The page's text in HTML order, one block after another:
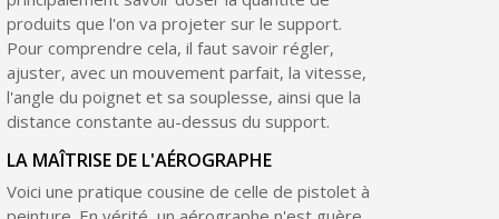
produits que l'on va projeter sur le support.
Pour comprendre cela, il faut savoir régler,
ajuster, avec un mouvement parfait, la vitesse,
l'angle du poignet et sa souplesse, ainsi que la
distance constante au-dessus du support.
LA MAÎTRISE DE L'AÉROGRAPHE
Voici une pratique cousine de celle de pistolet à